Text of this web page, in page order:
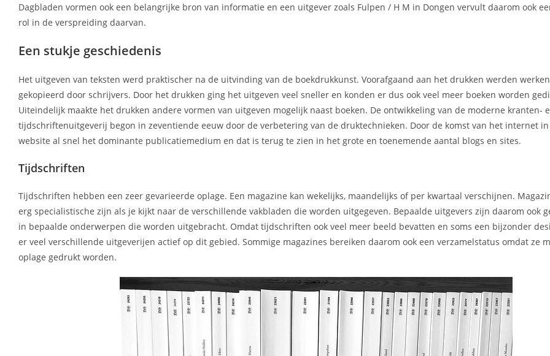
Dagbladen vormen ook een belangrijke bron van informatie en een uitgever zoals Fulpen / H M in Dongen vervult daarom ook
rol in de verspreiding daarvan.
Een stukje geschiedenis
Het uitgeven van teksten werd praktischer na de uitvinding van de boekdrukkunst. Voorafgaand aan het drukken werden
gekopieerd door schrijvers. Door het drukken ging het uitgeven veel sneller en konden er dus ook veel meer boeken worden
Uiteindelijk maakte het drukken andere vormen van uitgeven mogelijk naast boeken. De ontwikkeling van de moderne kranten-
tijdschriftenuitgeverij begon in zeventiende eeuw door de verbetering van de druktechnieken. Door de komst van het internet in
website al snel het dominante publicatiemedium en dat is terug te zien in het grote en toenemende aantal blogs en sites.
Tijdschriften
Tijdschriften hebben een zeer gevarieerde oplage. Een magazine kan wekelijks, maandelijks of per kwartaal verschijnen.
erg specialistische zijn als je kijkt naar de verschillende vakbladen die worden uitgegeven. Bepaalde uitgevers zijn daarom ook
in bepaalde onderwerpen die worden uitgebracht. Omdat tijdschriften ook veel meer beeld bevatten en soms een bijzonder
er veel verschillende uitgeverijen actief op dit gebied. Sommige magazines bereiken daarom ook een verzamelstatus omdat ze
oplage gedrukt worden.